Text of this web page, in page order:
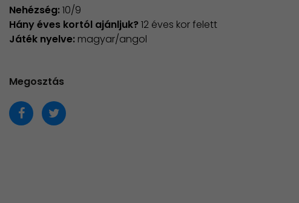
Nehézség:10/9
Hány éves kortól ajánljuk? 12 éves kor felett
Játék nyelve: magyar/angol
Megosztás